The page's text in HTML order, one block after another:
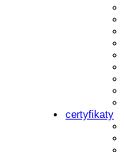
certyfikaty